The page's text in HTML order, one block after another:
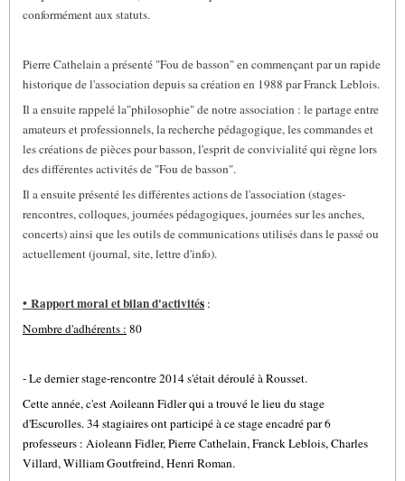
conformément aux statuts.
Pierre Cathelain a présenté "Fou de basson" en commençant par un rapide
historique de l'association depuis sa création en 1988 par Franck Leblois.
Il a ensuite rappelé la"philosophie" de notre association : le partage entre
amateurs et professionnels, la recherche pédagogique, les commandes et
les créations de pièces pour basson, l'esprit de convivialité qui règne lors
des différentes activités de "Fou de basson".
Il a ensuite présenté les différentes actions de l'association (stages-
rencontres, colloques, journées pédagogiques, journées sur les anches,
concerts) ainsi que les outils de communications utilisés dans le passé ou
actuellement (journal, site, lettre d'info).
• Rapport moral et bilan d'activités :
Nombre d'adhérents : 80
- Le dernier stage-rencontre 2014 s'était déroulé à Rousset.
Cette année, c'est Aoileann Fidler qui a trouvé le lieu du stage
d'Escurolles. 34 stagiaires ont participé à ce stage encadré par 6
professeurs : Aioleann Fidler, Pierre Cathelain, Franck Leblois, Charles
Villard, William Goutfreind, Henri Roman.